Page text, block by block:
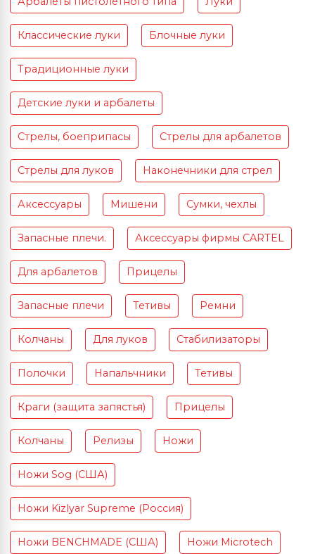
Классические луки Блочные луки
Традиционные луки
Детские луки и арбалеты
Стрелы, боеприпасы Стрелы для арбалетов
Стрелы для луков Наконечники для стрел
Аксессуары Мишени Сумки, чехлы
Запасные плечи. Аксессуары фирмы CARTEL
Для арбалетов Прицелы
Запасные плечи Тетивы Ремни
Колчаны Для луков Стабилизаторы
Полочки Напальчники Тетивы
Краги (защита запястья) Прицелы
Колчаны Релизы Ножи
Ножи Sog (США)
Ножи Kizlyar Supreme (Россия)
Ножи BENCHMADE (США) Ножи Microtech